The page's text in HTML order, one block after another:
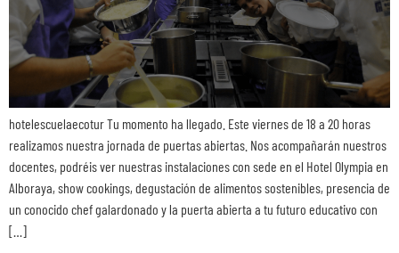
hotelescuelaecotur Tu momento ha llegado. Este viernes de 18 a 20 horas
realizamos nuestra jornada de puertas abiertas. Nos acompañarán nuestros
docentes, podréis ver nuestras instalaciones con sede en el Hotel Olympia en
Alboraya, show cookings, degustación de alimentos sostenibles, presencia de
un conocido chef galardonado y la puerta abierta a tu futuro educativo con
[…]